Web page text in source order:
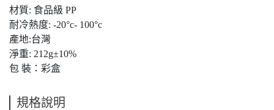
材質: 食品級 PP
耐冷熱度: -20°c- 100°c
產地:台灣
淨重: 212g±10%
包 裝：彩盒
規格說明